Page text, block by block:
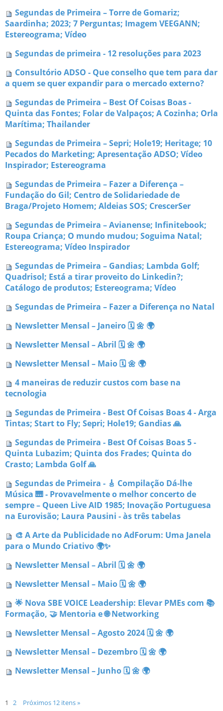
Segundas de Primeira – Torre de Gomariz;
Saardinha; 2023; 7 Perguntas; Imagem VEEGANN;
Estereograma; Vídeo
Segundas de primeira - 12 resoluções para 2023
Consultório ADSO - Que conselho que tem para dar
a quem se quer expandir para o mercado externo?
Segundas de Primeira – Best Of Coisas Boas -
Quinta das Fontes; Folar de Valpaços; A Cozinha; Orla
Marítima; Thailander
Segundas de Primeira – Sepri; Hole19; Heritage; 10
Pecados do Marketing; Apresentação ADSO; Vídeo
Inspirador; Estereograma
Segundas de Primeira – Fazer a Diferença –
Fundação do Gil; Centro de Solidariedade de
Braga/Projeto Homem; Aldeias SOS; CrescerSer
Segundas de Primeira – Avianense; Infinitebook;
Roupa Criança; O mundo mudou; Soguima Natal;
Estereograma; Vídeo Inspirador
Segundas de Primeira – Gandias; Lambda Golf;
Quadrisol; Está a tirar proveito do Linkedin?;
Catálogo de produtos; Estereograma; Vídeo
Segundas de Primeira – Fazer a Diferença no Natal
Newsletter Mensal – Janeiro 🗓 🌼 🌍
Newsletter Mensal – Abril 🗓 🌼 🌍
Newsletter Mensal – Maio 🗓 🌼 🌍
4 maneiras de reduzir custos com base na
tecnologia
Segundas de Primeira - Best Of Coisas Boas 4 - Arga
Tintas; Start to Fly; Sepri; Hole19; Gandias 🙏
Segundas de Primeira - Best Of Coisas Boas 5 -
Quinta Lubazim; Quinta dos Frades; Quinta do
Crasto; Lambda Golf 🙏
Segundas de Primeira - 🎸 Compilação Dá-lhe
Música 🎹 - Provavelmente o melhor concerto de
sempre – Queen Live AID 1985; Inovação Portuguesa
na Eurovisão; Laura Pausini - às três tabelas
🎨 A Arte da Publicidade no AdForum: Uma Janela
para o Mundo Criativo 🌍✨
Newsletter Mensal – Abril 🗓 🌼 🌍
Newsletter Mensal – Maio 🗓 🌼 🌍
🌟 Nova SBE VOICE Leadership: Elevar PMEs com 📚
Formação, 🤝 Mentoria e 🌐 Networking
Newsletter Mensal – Agosto 2024 🗓 🌼 🌍
Newsletter Mensal – Dezembro 🗓 🌼 🌍
Newsletter Mensal – Junho 🗓 🌼 🌍
Próximos 12 itens »
1 2